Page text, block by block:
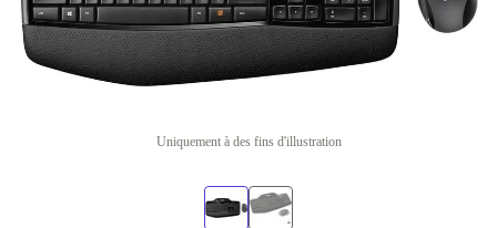
Uniquement à des fins d'illustration